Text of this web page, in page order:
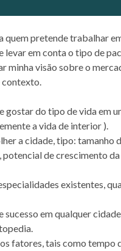
quem pretende trabalhar
levar em conta o tipo de
minha visão sobre o
contexto.
gostar do tipo de vida em
a vida de interior ).
a cidade, tipo: tamanho
de crescimento
existentes,
em qualquer
fatores, tais como tempo